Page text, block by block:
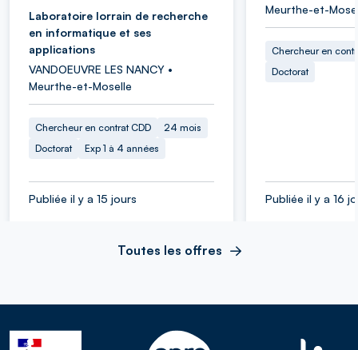
Laboratoire lorrain de recherche
en informatique et ses
applications
VANDOEUVRE LES NANCY •
Meurthe-et-Moselle
Chercheur en contrat CDD
24 mois
Doctorat
Exp 1 à 4 années
Publiée il y a 15 jours
Meurthe-et-
Chercheur en
Doctorat
Publiée il y a 16
Toutes les offres